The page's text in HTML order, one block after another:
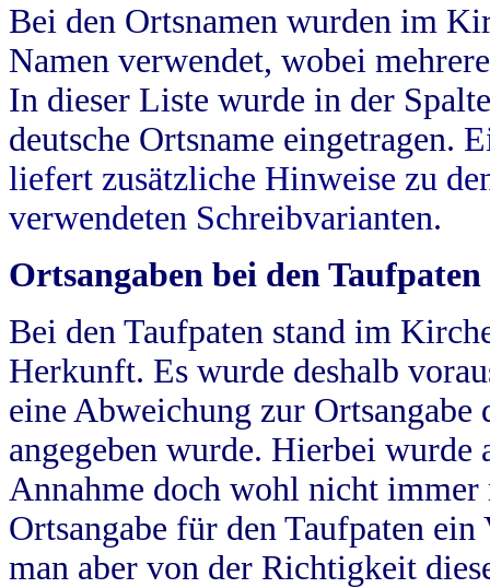
Bei den Ortsnamen wurden im
Namen verwendet, wobei
In dieser Liste wurde in der
deutsche Ortsname eingetragen.
liefert zusätzliche Hinweise zu
verwendeten Schreibvarianten.
Ortsangaben bei den Taufpaten
Bei den Taufpaten stand im
Herkunft. Es wurde deshalb
eine Abweichung zur
angegeben wurde. Hierbei wurde
Annahme doch wohl nicht
Ortsangabe für den Taufpaten
man aber von der Richtigkeit